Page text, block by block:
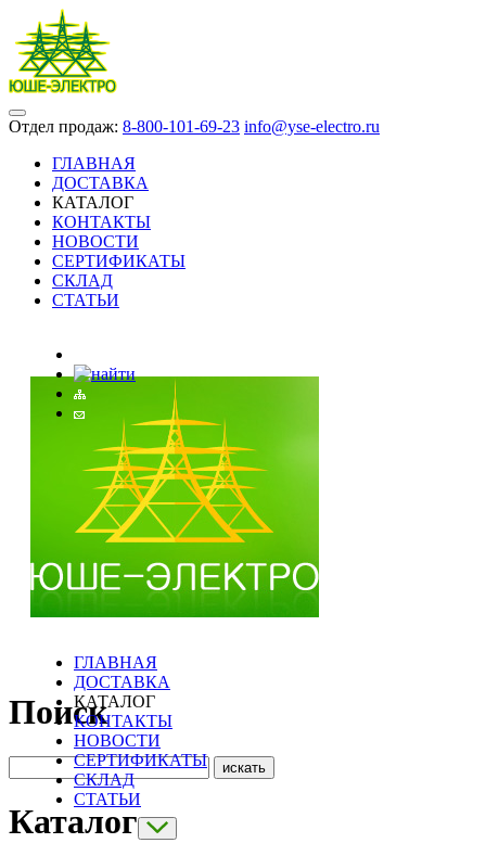
Отдел продаж: 8-800-101-69-23 info@yse-electro.ru
ГЛАВНАЯ
ДОСТАВКА
КАТАЛОГ
КОНТАКТЫ
НОВОСТИ
СЕРТИФИКАТЫ
СКЛАД
СТАТЬИ
ГЛАВНАЯ
ДОСТАВКА
КАТАЛОГ
КОНТАКТЫ
НОВОСТИ
СЕРТИФИКАТЫ
СКЛАД
СТАТЬИ
Поиск
Каталог